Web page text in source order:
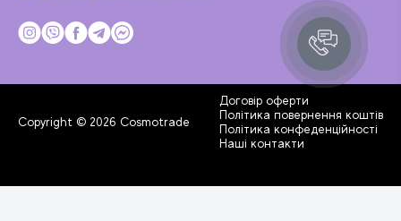
Copyright © 2026 Cosmotrade
Договір оферти
Політика повернення коштів
Політика конфеденційності
Наші контакти